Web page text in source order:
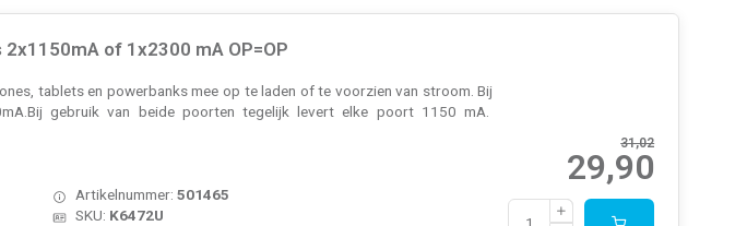
of 1x2300 mA OP=OP
tablets en powerbanks mee op te laden of te voorzien van stroom. Bij
gebruik van beide poorten tegelijk levert elke poort 1150 mA.
31,02
29,90
Artikelnummer:501465
SKU: K6472U